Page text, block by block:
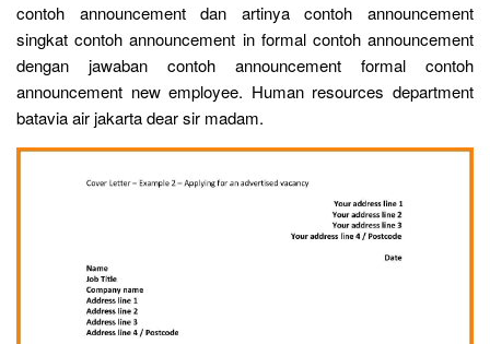
contoh announcement dan artinya contoh announcement
singkat contoh announcement in formal contoh announcement
dengan jawaban contoh announcement formal contoh
announcement new employee. Human resources department
batavia air jakarta dear sir madam.